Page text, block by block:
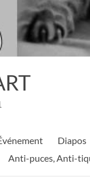
Diapos
Anti-puces, Anti-